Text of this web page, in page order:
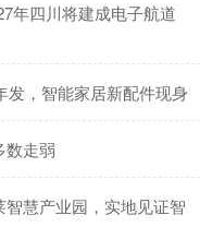
年四川将建成电子航道
发，智能家居新配件现身
数走弱
慧产业园，实地见证智